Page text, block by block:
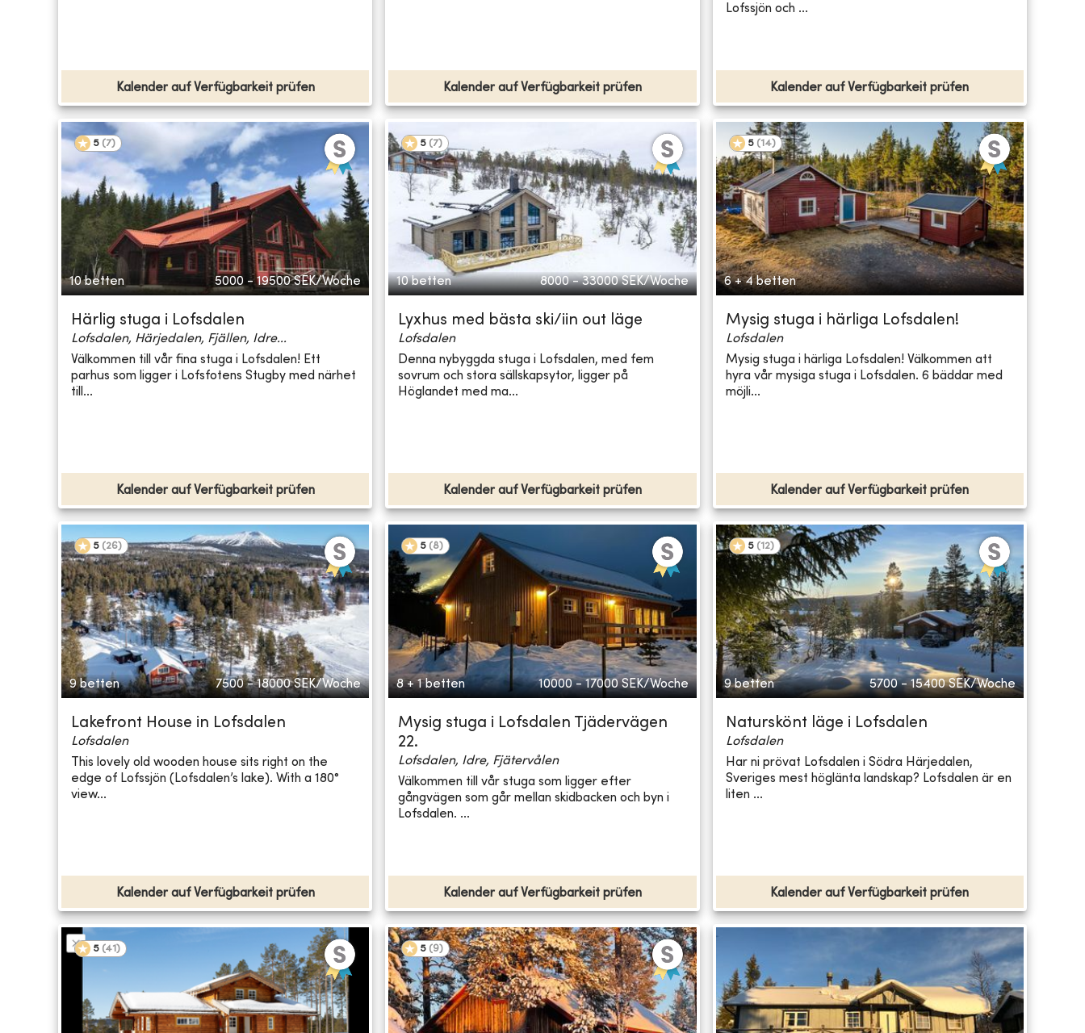
Kalender auf Verfügbarkeit prüfen Kalender auf Verfügbarkeit prüfen
Lofssjön och ...
Kalender auf Verfügbarkeit prüfen
5 (7)
10 betten 5000 - 19500 SEK/Woche
Härlig stuga i Lofsdalen
Lofsdalen, Härjedalen, Fjällen, Idre...
Välkommen till vår fina stuga i Lofsdalen! Ett
parhus som ligger i Lofsfotens Stugby med närhet
till...
Kalender auf Verfügbarkeit prüfen
5 (7)
10 betten 8000 - 33000 SEK/Woche
Lyxhus med bästa ski/iin out läge
Lofsdalen
Denna nybyggda stuga i Lofsdalen, med fem
sovrum och stora sällskapsytor, ligger på
Höglandet med ma...
Kalender auf Verfügbarkeit prüfen
5 (14)
6 + 4 betten
Mysig stuga i härliga Lofsdalen!
Lofsdalen
Mysig stuga i härliga Lofsdalen! Välkommen att
hyra vår mysiga stuga i Lofsdalen. 6 bäddar med
möjli...
Kalender auf Verfügbarkeit prüfen
5 (26)
9 betten 7500 - 18000 SEK/Woche
Lakefront House in Lofsdalen
Lofsdalen
This lovely old wooden house sits right on the
edge of Lofssjön (Lofsdalen’s lake). With a 180°
view...
Kalender auf Verfügbarkeit prüfen
5 (8)
8 + 1 betten 10000 - 17000 SEK/Woche
Mysig stuga i Lofsdalen Tjädervägen
22.
Lofsdalen, Idre, Fjätervålen
Välkommen till vår stuga som ligger efter
gångvägen som går mellan skidbacken och byn i
Lofsdalen. ...
Kalender auf Verfügbarkeit prüfen
5 (12)
9 betten 5700 - 15400 SEK/Woche
Naturskönt läge i Lofsdalen
Lofsdalen
Har ni prövat Lofsdalen i Södra Härjedalen,
Sveriges mest höglänta landskap? Lofsdalen är en
liten ...
Kalender auf Verfügbarkeit prüfen
5 (41 ) 5 (9)